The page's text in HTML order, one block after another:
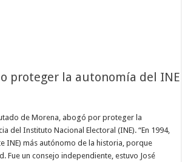
proteger la autonomía del INE
de Morena, abogó por proteger la
del Instituto Nacional Electoral (INE). “En 1994,
INE) más autónomo de la historia, porque
Fue un consejo independiente, estuvo José